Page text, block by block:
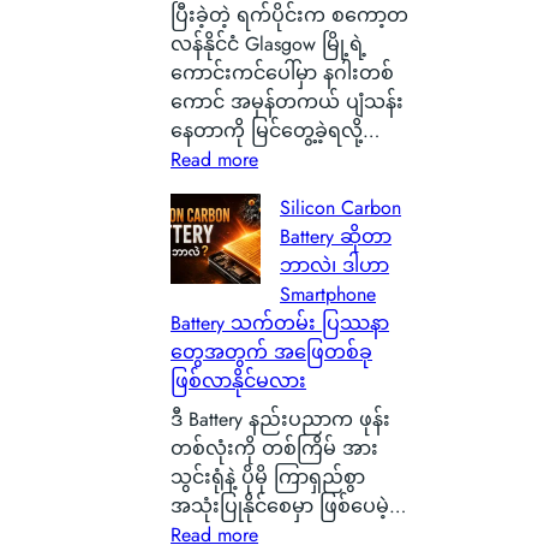
ပြီးခဲ့တဲ့ ရက်ပိုင်းက စကော့တ
လန်နိုင်ငံ Glasgow မြို့ရဲ့
ကောင်းကင်ပေါ်မှာ နဂါးတစ်
ကောင် အမှန်တကယ် ပျံသန်း
နေတာကို မြင်တွေ့ခဲ့ရလို့…
Read more:
စ
ကေ
ာ့
တ
လ
န်
နို
င်
ငံ
G
l
a
s
Silicon Carbon
Battery ဆိုတာ
ဘာလဲ၊ ဒါဟာ
Smartphone
Battery သက်တမ်း ပြဿနာ
တွေအတွက် အဖြေတစ်ခု
ဖြစ်လာနိုင်မလား
ဒီ Battery နည်းပညာက ဖုန်း
တစ်လုံးကို တစ်ကြိမ် အား
သွင်းရုံနဲ့ ပိုမို ကြာရှည်စွာ
အသုံးပြုနိုင်စေမှာ ဖြစ်ပေမဲ့…
Read more: